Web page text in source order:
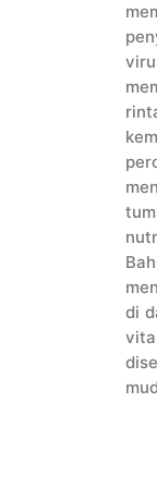
di